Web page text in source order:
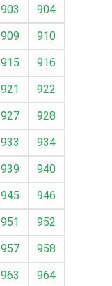
903
904
909
910
915
916
921
922
927
928
933
934
939
940
945
946
951
952
957
958
963
964